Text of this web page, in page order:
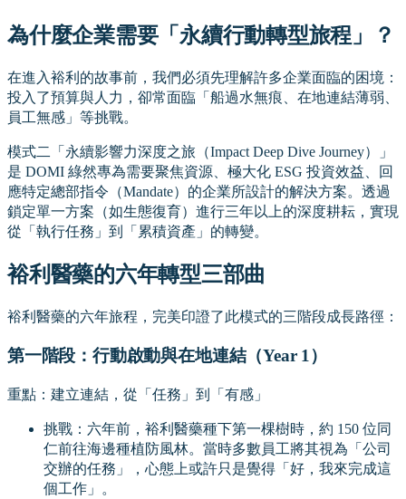
為什麼企業需要「永續行動轉型旅程」？
在進入裕利的故事前，我們必須先理解許多企業面臨的困境：
投入了預算與人力，卻常面臨「船過水無痕、在地連結薄弱、
員工無感」等挑戰。
模式二「永續影響力深度之旅（Impact Deep Dive Journey）」
是 DOMI 綠然專為需要聚焦資源、極大化 ESG 投資效益、回
應特定總部指令（Mandate）的企業所設計的解決方案。透過
鎖定單一方案（如生態復育）進行三年以上的深度耕耘，實現
從「執行任務」到「累積資產」的轉變。
裕利醫藥的六年轉型三部曲
裕利醫藥的六年旅程，完美印證了此模式的三階段成長路徑：
第一階段：行動啟動與在地連結（Year 1）
重點：建立連結，從「任務」到「有感」
挑戰：六年前，裕利醫藥種下第一棵樹時，約 150 位同
仁前往海邊種植防風林。當時多數員工將其視為「公司
交辦的任務」，心態上或許只是覺得「好，我來完成這
個工作」。